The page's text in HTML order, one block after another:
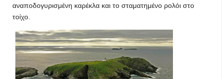
αναποδογυρισμένη καρέκλα και το σταματημένο ρολόι στο
τοίχο.